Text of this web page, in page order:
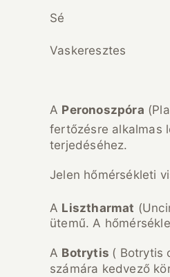
Sé
A Peronoszpóra
fertőzésre alkalmas
terjedéséhez.
Jelen hőmérsékleti
A Lisztharmat
ütemű. A
A Botrytis ( Botrytis
számára kedvező